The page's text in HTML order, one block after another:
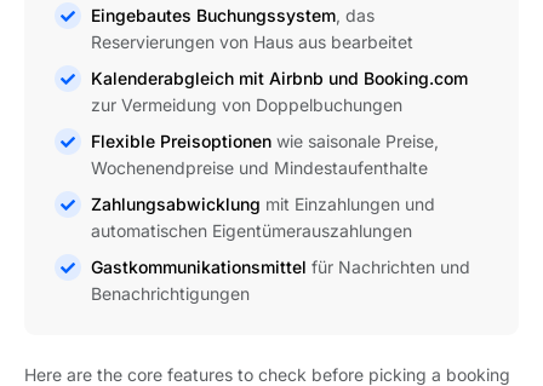
Eingebautes Buchungssystem, das
Reservierungen von Haus aus bearbeitet
Kalenderabgleich mit Airbnb und Booking.com
zur Vermeidung von Doppelbuchungen
Flexible Preisoptionen wie saisonale Preise,
Wochenendpreise und Mindestaufenthalte
Zahlungsabwicklung mit Einzahlungen und
automatischen Eigentümerauszahlungen
Gastkommunikationsmittel für Nachrichten und
Benachrichtigungen
Here are the core features to check before picking a booking